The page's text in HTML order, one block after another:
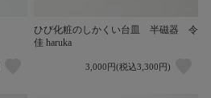
ひび化粧のしかくい台皿 半磁器 令
佳 haruka
3,000円(税込3,300円)